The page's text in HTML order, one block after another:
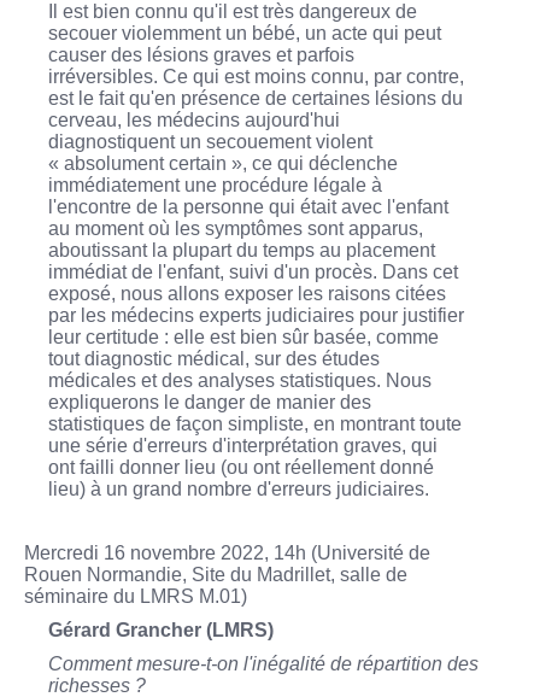
Il est bien connu qu'il est très dangereux de
secouer violemment un bébé, un acte qui peut
causer des lésions graves et parfois
irréversibles. Ce qui est moins connu, par contre,
est le fait qu'en présence de certaines lésions du
cerveau, les médecins aujourd'hui
diagnostiquent un secouement violent
« absolument certain », ce qui déclenche
immédiatement une procédure légale à
l'encontre de la personne qui était avec l'enfant
au moment où les symptômes sont apparus,
aboutissant la plupart du temps au placement
immédiat de l'enfant, suivi d'un procès. Dans cet
exposé, nous allons exposer les raisons citées
par les médecins experts judiciaires pour justifier
leur certitude : elle est bien sûr basée, comme
tout diagnostic médical, sur des études
médicales et des analyses statistiques. Nous
expliquerons le danger de manier des
statistiques de façon simpliste, en montrant toute
une série d'erreurs d'interprétation graves, qui
ont failli donner lieu (ou ont réellement donné
lieu) à un grand nombre d'erreurs judiciaires.
Mercredi 16 novembre 2022, 14h (Université de
Rouen Normandie, Site du Madrillet, salle de
séminaire du LMRS M.01)
Gérard Grancher (LMRS)
Comment mesure-t-on l'inégalité de répartition des
richesses ?